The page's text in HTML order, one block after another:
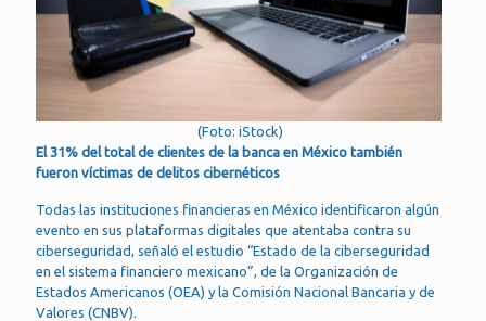
(Foto: iStock)
El 31% del total de clientes de la banca en México también
fueron víctimas de delitos cibernéticos
Todas las instituciones financieras en México identificaron algún
evento en sus plataformas digitales que atentaba contra su
ciberseguridad, señaló el estudio “Estado de la ciberseguridad
en el sistema financiero mexicano”, de la Organización de
Estados Americanos (OEA) y la Comisión Nacional Bancaria y de
Valores (CNBV).